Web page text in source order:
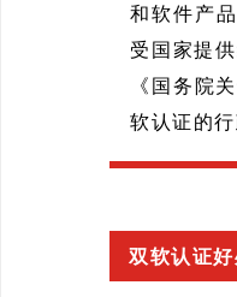
和软件产
受国家提
《国务院
软认证的
双软认证